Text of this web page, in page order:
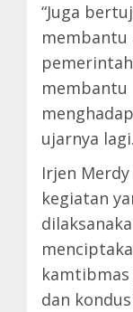
“Juga
membantu
ujarnya lagi.
Irjen
kegiatan
kamtibmas
dan